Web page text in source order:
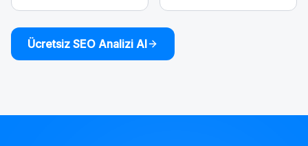
Ücretsiz SEO Analizi Al